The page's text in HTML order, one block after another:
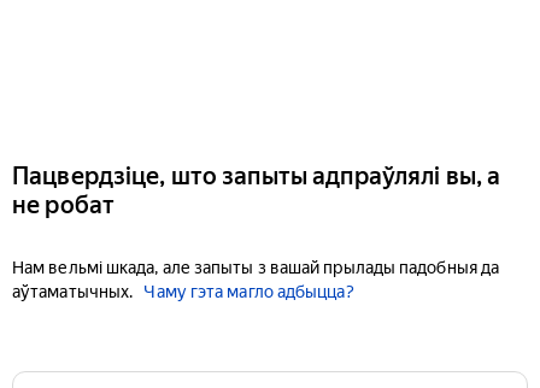
Пацвердзіце, што запыты адпраўлялі вы, а
не робат
Нам вельмі шкада, але запыты з вашай прылады падобныя да
аўтаматычных.
Чаму гэта магло адбыцца?